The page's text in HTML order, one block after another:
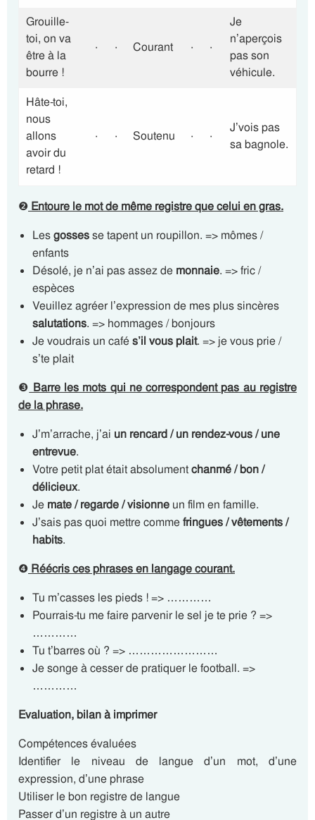
Grouille-
toi, on va
être à la
bourre !
· · Courant · ·
Je
n’aperçois
pas son
véhicule.
Hâte-toi,
nous
allons
avoir du
retard !
· · Soutenu · ·
J’vois pas
sa bagnole.
❷ Entoure le mot de même registre que celui en gras.
Lesgossesse tapent un roupillon. => mômes /
enfants
Désolé, je n’ai pas assez de monnaie. => fric /
espèces
Veuillez agréer l’expression de mes plus sincères
salutations. => hommages / bonjours
Je voudrais un cafés’il vous plait. => je vous prie /
s’te plait
❸ Barre les mots qui ne correspondent pas au registre
de la phrase.
J’m’arrache, j’ai un rencard / un rendez-vous / une
entrevue.
Votre petit plat était absolumentchanmé / bon /
délicieux.
Je mate / regarde / visionne un film en famille.
J’sais pas quoi mettre commefringues / vêtements /
habits.
❹ Réécris ces phrases en langage courant.
Tu m’casses les pieds ! => …………
Pourrais-tu me faire parvenir le sel je te prie ? =>
…………
Tu t’barres où ? => ……………………
Je songe à cesser de pratiquer le football. =>
…………
Evaluation, bilan à imprimer
Compétences évaluées
Identifier le niveau de langue d’un mot, d’une
expression, d’une phrase
Utiliser le bon registre de langue
Passer d’un registre à un autre